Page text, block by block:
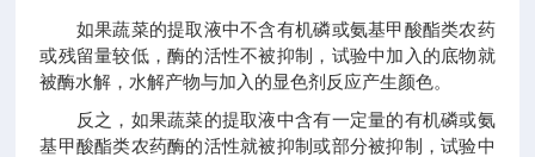
如果蔬菜的提取液中不含有机磷或氨基甲酸酯类农药
或残留量较低，酶的活性不被抑制，试验中加入的底物就
被酶水解，水解产物与加入的显色剂反应产生颜色。
反之，如果蔬菜的提取液中含有一定量的有机磷或氨
基甲酸酯类农药酶的活性就被抑制或部分被抑制，试验中